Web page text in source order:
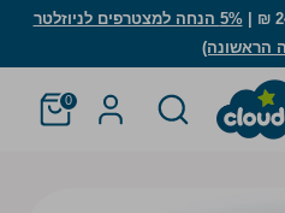
5% הנחה למצטרפים לניוזלטר
הראשונה)
חפש 0